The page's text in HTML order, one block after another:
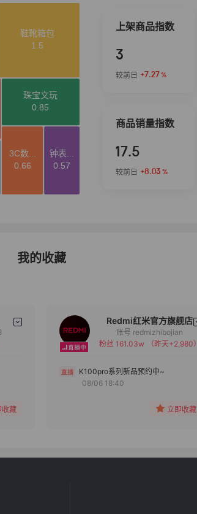
上架商品指数
3
较前日 +7.27%
商品销量指数
17.5
较前日 +8.03 %
我的收藏
收藏
Redmi红米官方旗舰店
备注
分组
账号 redmizhibojian
粉丝 161.03w
（昨天+2,980）
K100pro系列新品预约中~
08/06 18:40
立即收藏